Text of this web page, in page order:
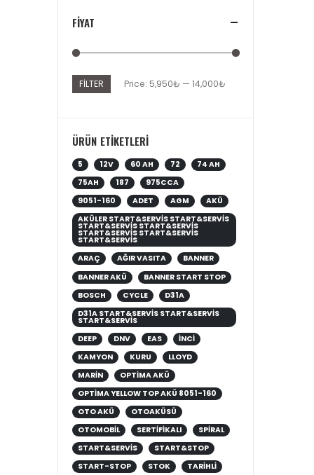
FIYAT
Min
Max
FILTER Price: 5,950₺ — 14,000₺
ÜRÜN ETIKETLERI
5 12V 60 AH 72
74 AH
75AH
187
975CCA
9051-160
ADET AGM
AKÜ
AKÜLER START&SERVIS START&SERVIS
START&SERVIS START&SERVIS
START&SERVIS START&SERVIS
START&SERVIS
ARAÇ
AĞIR VASITA
BANNER
BANNER AKÜ
BANNER START STOP
BOSCH
CYCLE
D31A
D31A START&SERVIS START&SERVIS
START&SERVIS
DEEP
DNV EAS
INCI
KAMYON
KURU
LLOYD
MARIN
OPTIMA AKÜ
OPTIMA YELLOW TOP AKÜ 8051-160
OTO AKÜ
OTOAKÜSÜ
OTOMOBIL
SERTIFIKALI
SPIRAL
START&SERVIS
START&STOP
START-STOP
STOK
TARIHLI